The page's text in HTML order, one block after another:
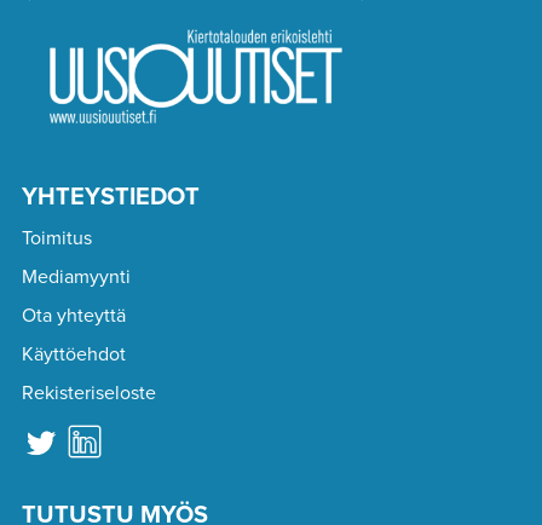
YHTEYSTIEDOT
Toimitus
Mediamyynti
Ota yhteyttä
Käyttöehdot
Rekisteriseloste
TUTUSTU MYÖS